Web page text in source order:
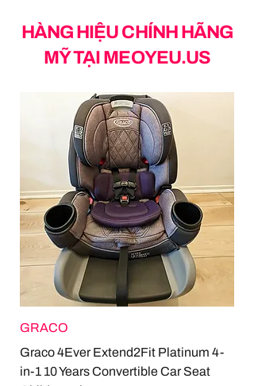
HÀNG HIỆU CHÍNH HÃNG
MỸ TẠI MEOYEU.US
GRACO
Graco 4Ever Extend2Fit Platinum 4-
in-1 10 Years Convertible Car Seat